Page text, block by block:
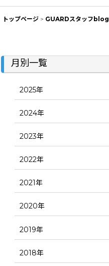
トップページ > GUARDスタッフblog
月別一覧
2025年
2024年
2023年
2022年
2021年
2020年
2019年
2018年